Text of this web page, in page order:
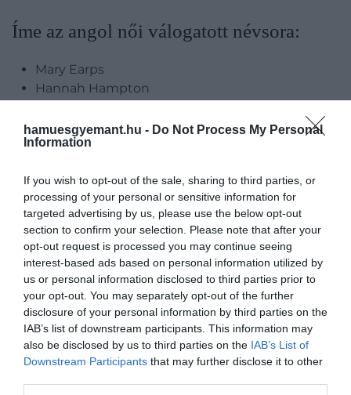
hamuesgyemant.hu - Do Not Process My Personal
Information
If you wish to opt-out of the sale, sharing to third parties, or
processing of your personal or sensitive information for
targeted advertising by us, please use the below opt-out
section to confirm your selection. Please note that after your
opt-out request is processed you may continue seeing
interest-based ads based on personal information utilized by
us or personal information disclosed to third parties prior to
your opt-out. You may separately opt-out of the further
disclosure of your personal information by third parties on the
IAB’s list of downstream participants. This information may
also be disclosed by us to third parties on the IAB’s List of
Downstream Participants that may further disclose it to other
​Íme az angol női válogatott névsora:
Mary Earps
Hannah Hampton
Millie Bright
Lucy Bronze
Rachel Daly
Alex Greenwood
Demi Stokes
Lotte Wubben-Moy
Fran Kirby
Jill Scott
Georgia Stanway
Ella Toone
Keira Walsh
Leath Williamson
Beth England
Lauren Hemp